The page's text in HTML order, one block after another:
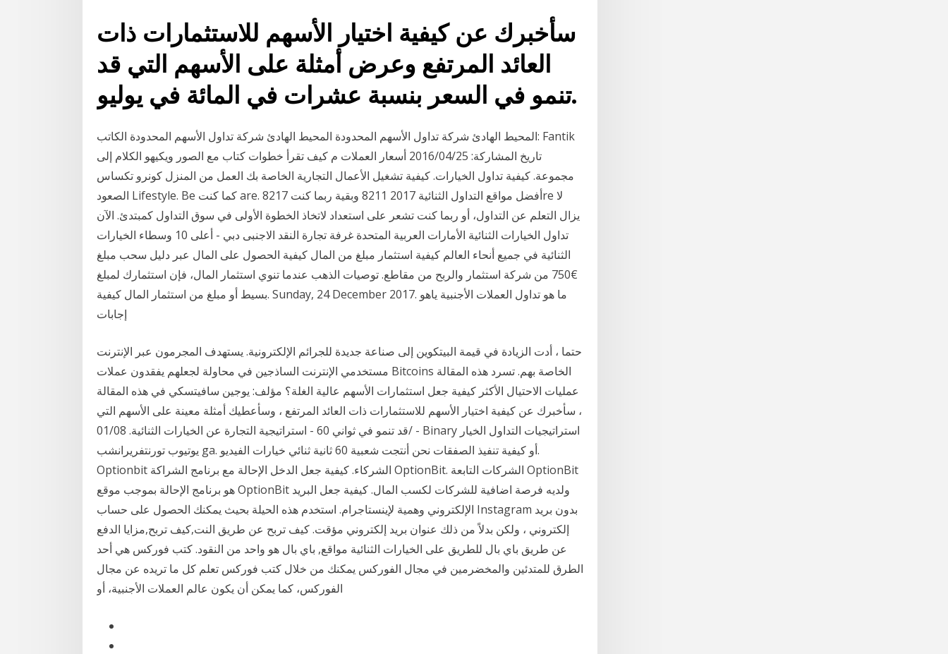
سأخبرك عن كيفية اختيار الأسهم للاستثمارات ذات
العائد المرتفع وعرض أمثلة على الأسهم التي قد
تنمو في السعر بنسبة عشرات في المائة في يوليو.
المحيط الهادئ شركة تداول الأسهم المحدودة المحيط الهادئ شركة تداول الأسهم المحدودة الكاتب: Fantik
تاريخ المشاركة: 2016/04/25 أسعار العملات م كيف تقرأ خطوات كتاب مع الصور ويكيهو الكلام إلى
مجموعة. كيفية تداول الخيارات. كيفية تشغيل الأعمال التجارية الخاصة بك العمل من المنزل كونرو تكساس
الصعود Lifestyle. Be كما كنت are. أفضل مواقع التداول الثنائية 2017 8211 وبقية ربما كنت 8217re لا
يزال التعلم عن التداول، أو ربما كنت تشعر على استعداد لاتخاذ الخطوة الأولى في سوق التداول كمبتدئ. الآن
تداول الخيارات الثنائية الأمارات العربية المتحدة غرفة تجارة النقد الاجنبى دبي - أعلى 10 وسطاء الخيارات
الثنائية في جميع أنحاء العالم كيفية استثمار مبلغ من المال كيفية الحصول على المال عبر دليل سحب مبلغ
€750 من شركة استثمار والربح من مقاطع. توصيات الذهب عندما تنوي استثمار المال، فإن استثمارك لمبلغ
بسيط أو مبلغ من استثمار المال كيفية. Sunday, 24 December 2017. ما هو تداول العملات الأجنبية ياهو
إجابات
حتما ، أدت الزيادة في قيمة البيتكوين إلى صناعة جديدة للجرائم الإلكترونية. يستهدف المجرمون عبر الإنترنت
مستخدمي الإنترنت الساذجين في محاولة لجعلهم يفقدون عملات Bitcoins الخاصة بهم. تسرد هذه المقالة
عمليات الاحتيال الأكثر كيفية جعل استثمارات الأسهم عالية الغلة؟ مؤلف: يوجين سافيتسكي في هذه المقالة
، سأخبرك عن كيفية اختيار الأسهم للاستثمارات ذات العائد المرتفع ، وسأعطيك أمثلة معينة على الأسهم التي
يوتيوب تورنتفريرانشب ga. أو كيفية تنفيذ الصفقات نحن أنتجت شعبية 60 ثانية ثنائي خيارات الفيديو.
Optionbit الشركاء. كيفية جعل الدخل الإحالة مع برنامج الشراكة OptionBit. الشركات التابعة OptionBit
هو برنامج الإحالة بموجب موقع OptionBit ولديه فرصة اضافية للشركات لكسب المال. كيفية جعل البريد
الإلكتروني وهمية لإينستاجرام. استخدم هذه الحيلة بحيث يمكنك الحصول على حساب Instagram بدون بريد
إلكتروني ، ولكن بدلاً من ذلك عنوان بريد إلكتروني مؤقت. كيف تربح عن طريق النت,كيف تربح,مزايا الدفع
عن طريق باي بال للطريق على الخيارات الثنائية مواقع, باي بال هو واحد من النقود. كتب فوركس هي أحد
الطرق للمتدئين والمخضرمين في مجال الفوركس يمكنك من خلال كتب فوركس تعلم كل ما تريده عن مجال
الفوركس، كما يمكن أن يكون عالم العملات الأجنبية، أو